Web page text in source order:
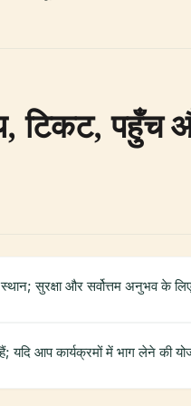
टिकट, पहुँच
सुरक्षा और सर्वोत्तम अनुभव के
आप कार्यक्रमों में भाग लेने की